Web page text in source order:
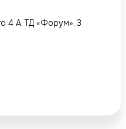
4 А, ТД «Форум», 3